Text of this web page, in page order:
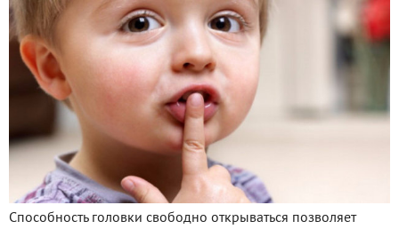
Способность головки свободно открываться позволяет